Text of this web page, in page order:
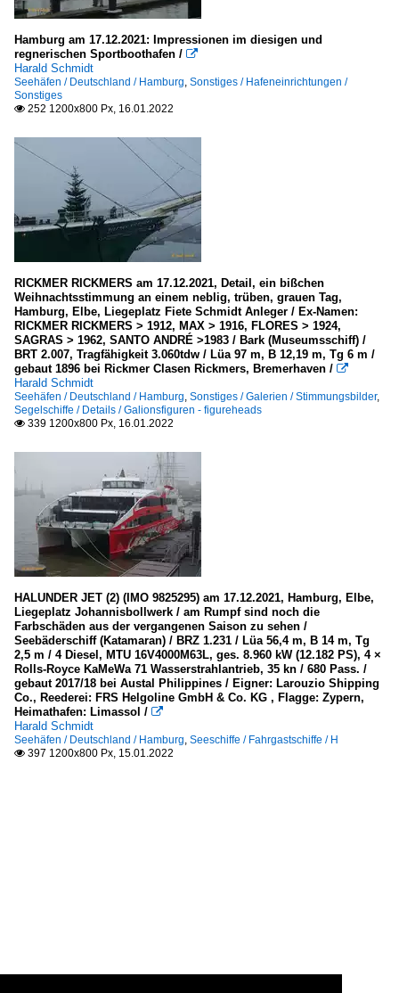
Hamburg am 17.12.2021: Impressionen im diesigen und
regnerischen Sportboothafen / 
Harald Schmidt
Seehäfen / Deutschland / Hamburg, Sonstiges / Hafeneinrichtungen /
Sonstiges
 252 1200x800 Px, 16.01.2022
RICKMER RICKMERS am 17.12.2021, Detail, ein bißchen
Weihnachtsstimmung an einem neblig, trüben, grauen Tag,
Hamburg, Elbe, Liegeplatz Fiete Schmidt Anleger / Ex-Namen:
RICKMER RICKMERS > 1912, MAX > 1916, FLORES > 1924,
SAGRAS > 1962, SANTO ANDRÉ >1983 / Bark (Museumsschiff) /
BRT 2.007, Tragfähigkeit 3.060tdw / Lüa 97 m, B 12,19 m, Tg 6 m /
gebaut 1896 bei Rickmer Clasen Rickmers, Bremerhaven / 
Harald Schmidt
Seehäfen / Deutschland / Hamburg, Sonstiges / Galerien / Stimmungsbilder,
Segelschiffe / Details / Galionsfiguren - figureheads
 339 1200x800 Px, 16.01.2022
HALUNDER JET (2) (IMO 9825295) am 17.12.2021, Hamburg, Elbe,
Liegeplatz Johannisbollwerk / am Rumpf sind noch die
Farbschäden aus der vergangenen Saison zu sehen /
Seebäderschiff (Katamaran) / BRZ 1.231 / Lüa 56,4 m, B 14 m, Tg
2,5 m / 4 Diesel, MTU 16V4000M63L, ges. 8.960 kW (12.182 PS), 4 ×
Rolls-Royce KaMeWa 71 Wasserstrahlantrieb, 35 kn / 680 Pass. /
gebaut 2017/18 bei Austal Philippines / Eigner: Larouzio Shipping
Co., Reederei: FRS Helgoline GmbH & Co. KG , Flagge: Zypern,
Heimathafen: Limassol / 
Harald Schmidt
Seehäfen / Deutschland / Hamburg, Seeschiffe / Fahrgastschiffe / H
 397 1200x800 Px, 15.01.2022